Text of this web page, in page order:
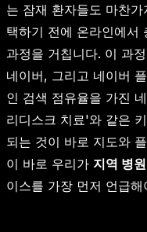
는 잠재 환자들도 마찬
택하기 전에 온라인에서
과정을 거칩니다. 이 과
네이버, 그리고 네이버
인 검색 점유율을 가진
리디스크 치료'와 같은
되는 것이 바로 지도와
이 바로 우리가 지역 병
이스를 가장 먼저 언급